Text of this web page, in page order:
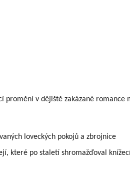
promění v dějiště zakázané romance
loveckých pokojů a zbrojnice
které po staletí shromažďoval